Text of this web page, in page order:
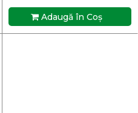
Adaugă în Coş